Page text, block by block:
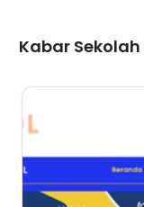
Kabar Sekolah